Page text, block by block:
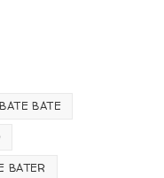
BATE BATE
BATER